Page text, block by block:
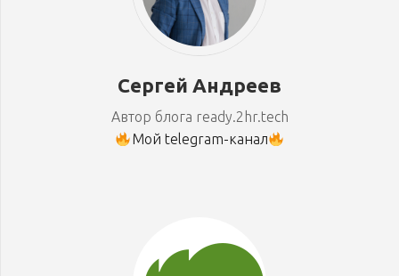
Сергей Андреев
Автор блога ready.2hr.tech
Мой telegram-канал